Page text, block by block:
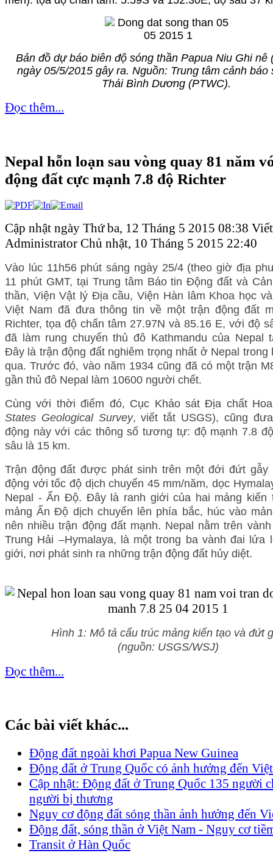
Bản đồ dự báo biên độ sóng thần Papua Niu Ghi nê
ngày 05/5/2015 gây ra. Nguồn: Trung tâm cảnh báo
Thái Bình Dương (PTWC).
Đọc thêm...
Nepal hỗn loạn sau vòng quay 81 năm
động đất cực mạnh 7.8 độ Richter
Cập nhật ngày Thứ ba, 12 Tháng 5 2015 08:38
Administrator Chủ nhật, 10 Tháng 5 2015 22:40
Vào lúc 11h56 phút sáng ngày 25/4 (theo giờ địa
11 phút GMT, tại Trung tâm Báo tin Động đất và
thần, Viện Vật lý Địa cầu, Viện Hàn lâm Khoa học
Việt Nam đã đưa thông tin về một trận động đất
Richter, tọa độ chấn tâm 27.97N và 85.16 E, với độ
đã làm rung chuyển thủ đô Kathmandu của Nepal
Đây là trận động đất nghiêm trọng nhất ở Nepal trong
qua. Trước đó, vào năm 1934 cũng đã có một trận
gần thủ đô Nepal làm 10600 người chết.
Cùng với thời điểm đó, Cục Khảo sát Địa chất
States Geological Survey, viết tắt USGS), cũng
động này với các thông số tương tự: độ mạnh 7.8
sâu là 15 km.
Trận động đất được phát sinh trên một đới đứt gẫy
động với tốc độ dịch chuyển 45 mm/năm, dọc
Nepal - Ấn Độ. Đây là ranh giới của hai mảng kiến
mảng Ấn Độ dịch chuyển lên phía bắc, húc vào
nên nhiều trận động đất mạnh. Nepal nằm trên
Trung Hải –Hymalaya, là một trong ba vành đai lửa
giới, nơi phát sinh ra những trận động đất hủy diệt.
Hình 1: Mô tả cấu trúc mảng kiến tạo và đứt
(nguồn: USGS/WSJ)
Đọc thêm...
Các bài viết khác...
Động đất ngoài khơi Papua New Guinea
Động đất ở Trung Quốc có ảnh hưởng đến
Cập nhật: Động đất ở Trung Quốc 135 người
người bị thương
Nguy cơ động đất sóng thần ảnh hưởng đến
Động đất, sóng thần ở Việt Nam - Nguy cơ
Transit ở Hàn Quốc